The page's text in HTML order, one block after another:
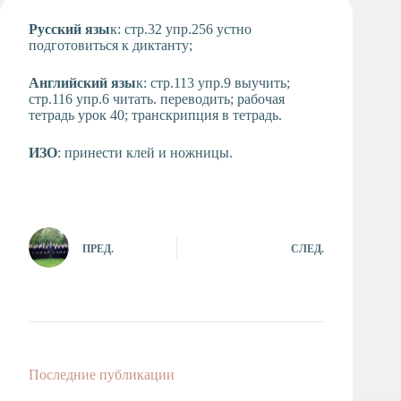
студия
отделение
Психологическая
Служба
служба
Русский язык: стр.32 упр.256 устно
подготовиться к диктанту;
Английский язык: стр.113 упр.9 выучить;
стр.116 упр.6 читать. переводить; рабочая
тетрадь урок 40; транскрипция в тетрадь.
ИЗО: принести клей и ножницы.
ПРЕД. СЛЕД.
Последние публикации